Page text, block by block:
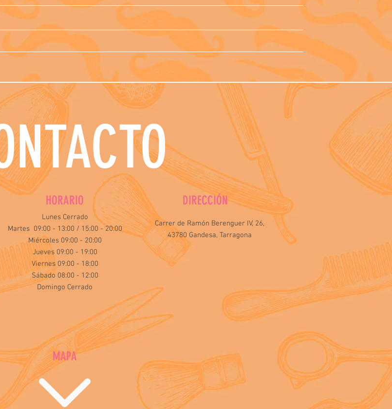
HORARIO
Lunes Cerrado
Martes 09:00 - 13:00 / 15:00 - 20:00
Miércoles 09:00 - 20:00
Jueves 09:00 - 19:00
Viernes 09:00 - 18:00
Sábado 08:00 - 12:00
Domingo Cerrado
DIRECCIÓN
Carrer de Ramón Berenguer IV, 26,
43780 Gandesa, Tarragona
MAPA